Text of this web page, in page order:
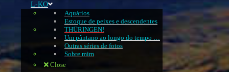
L-KO
Aquários
Estoque de peixes e descendentes
THÜRINGEN!
Um pântano ao longo do tempo …
Outras séries de fotos
Sobre mim
Close